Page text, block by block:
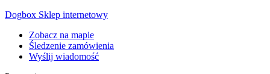
Dogbox Sklep internetowy
Zobacz na mapie
Śledzenie zamówienia
Wyślij wiadomość